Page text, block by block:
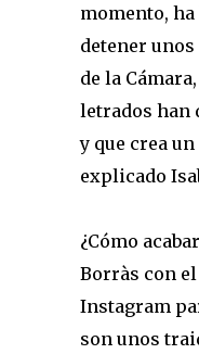
momento, ha
detener
de la
letrados han
y que crea
explicado
¿Cómo
Borràs con
Instagram
son unos